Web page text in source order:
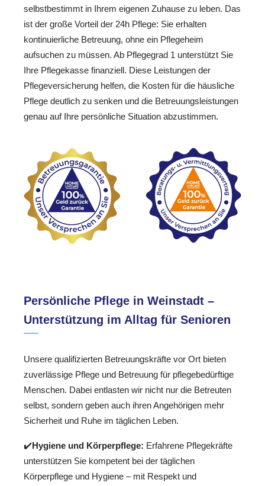
selbstbestimmt in Ihrem eigenen Zuhause zu leben. Das
ist der große Vorteil der 24h Pflege: Sie erhalten
kontinuierliche Betreuung, ohne ein Pflegeheim
aufsuchen zu müssen. Ab Pflegegrad 1 unterstützt Sie
Ihre Pflegekasse finanziell. Diese Leistungen der
Pflegeversicherung helfen, die Kosten für die häusliche
Pflege deutlich zu senken und die Betreuungsleistungen
genau auf Ihre persönliche Situation abzustimmen.
Persönliche Pflege in Weinstadt –
Unterstützung im Alltag für Senioren
Unsere qualifizierten Betreuungskräfte vor Ort bieten
zuverlässige Pflege und Betreuung für pflegebedürftige
Menschen. Dabei entlasten wir nicht nur die Betreuten
selbst, sondern geben auch ihren Angehörigen mehr
Sicherheit und Ruhe im täglichen Leben.
✔️Hygiene und Körperpflege: Erfahrene Pflegekräfte
unterstützen Sie kompetent bei der täglichen
Körperpflege und Hygiene – mit Respekt und